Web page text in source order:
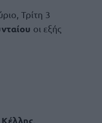
Τρίτη 3
οι εξής